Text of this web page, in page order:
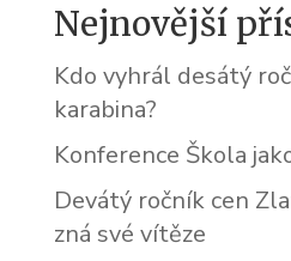
Nejnovější
Kdo vyhrál desátý
karabina?
Konference Škola
Devátý ročník cen
zná své vítěze